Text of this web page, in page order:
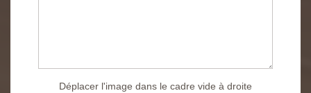
Déplacer l'image dans le cadre vide à droite